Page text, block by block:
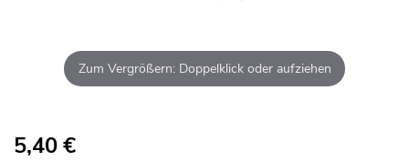
Zum Vergrößern: Doppelklick oder aufziehen
5,40€